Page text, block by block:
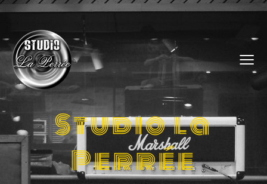
≡
Studio la
Perrée